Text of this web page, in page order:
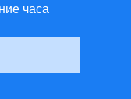
часа